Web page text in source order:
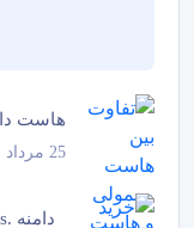
هاست
معمولی
25 مرداد ماه 1404
دامنه .plus چیست و چرا باید آن را جدی گرفت؟